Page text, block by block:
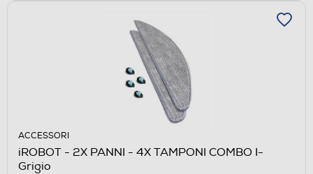
ACCESSORI
iROBOT - 2X PANNI - 4X TAMPONI COMBO I-
Grigio